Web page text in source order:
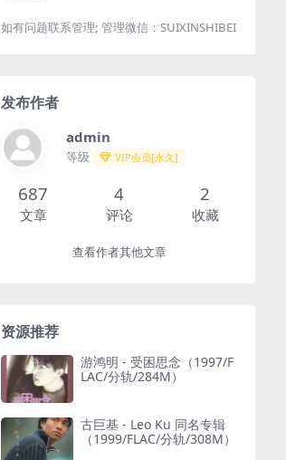
如有问题联系管理; 管理微信：SUIXINSHIBEI
发布作者
admin
等级 VIP会员[永久]
687
文章
4
评论
2
收藏
查看作者其他文章
资源推荐
游鸿明 - 受困思念（1997/F
LAC/分轨/284M）
古巨基 - Leo Ku 同名专辑
（1999/FLAC/分轨/308M）